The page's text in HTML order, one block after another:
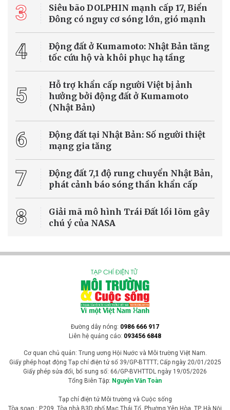
3
Siêu bão DOLPHIN mạnh cấp 17, Biển
Đông có nguy cơ sóng lớn, gió mạnh
4
Động đất ở Kumamoto: Nhật Bản tăng
tốc cứu hộ và khôi phục hạ tầng
5
Hỗ trợ khẩn cấp người Việt bị ảnh
hưởng bởi động đất ở Kumamoto
(Nhật Bản)
6
Động đất tại Nhật Bản: Số người thiệt
mạng gia tăng
7
Động đất 7,1 độ rung chuyển Nhật Bản,
phát cảnh báo sóng thần khẩn cấp
8
Giải mã mô hình Trái Đất lồi lõm gây
chú ý của NASA
Đường dây nóng: 0986 666 917
Liên hệ quảng cáo: 093456 6848
Cơ quan chủ quản: Trung ương Hội Nước và Môi trường Việt Nam.
Giấy phép hoạt động Tạp chí điện tử số 39/GP-BTTTT; Cấp ngày 20/01/2025
Giấy phép sửa đổi, bổ sung số: 66/GP-BVHTTDL ngày 19/05/2026
Tổng Biên Tập: Nguyễn Văn Toàn
Tạp chí điện tử Môi trường và Cuộc sống
Tòa soạn : P.209, Tòa nhà B3D phố Mạc Thái Tổ, Phường Yên Hòa, TP. Hà Nội